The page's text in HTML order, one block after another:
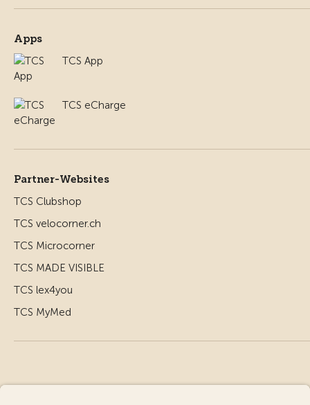
Apps
TCS App
TCS eCharge
Partner-Websites
TCS Clubshop
TCS velocorner.ch
TCS Microcorner
TCS MADE VISIBLE
TCS lex4you
TCS MyMed